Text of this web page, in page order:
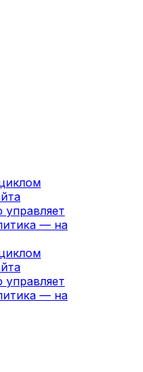
— на
— на